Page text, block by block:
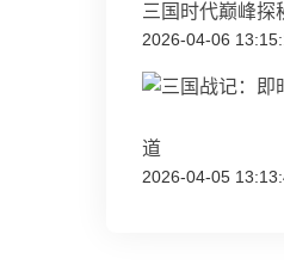
三国时代巅峰探
2026-04-06
道
2026-04-05